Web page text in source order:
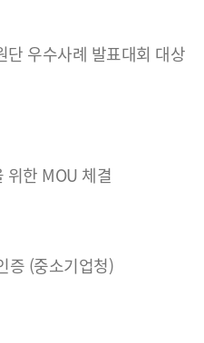
우수사례 발표대회 대상
위한 MOU 체결
증 (중소기업청)